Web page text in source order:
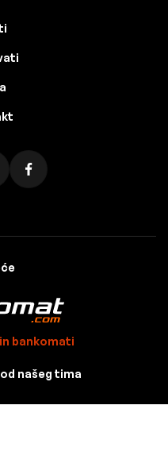
bankomati
našeg tima